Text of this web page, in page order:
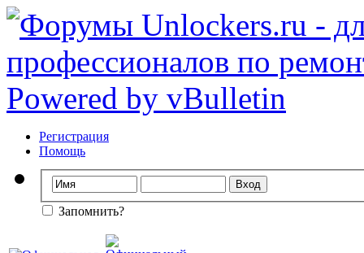
Регистрация
Помощь
Запомнить?